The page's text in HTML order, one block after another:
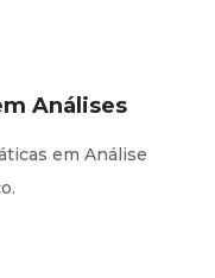
Análises
em Análise